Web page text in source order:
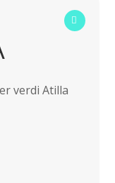
verdi Atilla